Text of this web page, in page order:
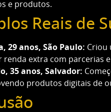
e produtos.
Reais de
29 anos, São Paulo: Criou
renda extra com parcerias
35 anos, Salvador:
produtos digitais de